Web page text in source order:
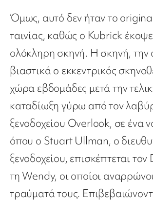
Όμως, αυτό δεν ήταν το
ταινίας, καθώς ο Kubrick
ολόκληρη σκηνή. Η σκηνή, την
βιαστικά ο εκκεντρικός
χώρα εβδομάδες μετά την
καταδίωξη γύρω από τον
ξενοδοχείου Overlook, σε ένα
όπου ο Stuart Ullman, ο
ξενοδοχείου, επισκέπτεται
τη Wendy, οι οποίοι
τραύματά τους.